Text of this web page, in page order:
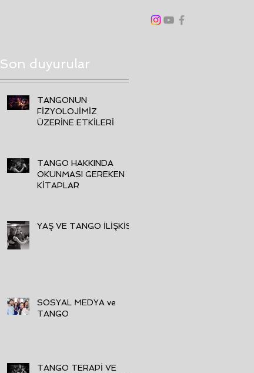
Son duyurular
TANGONUN
FİZYOLOJİMİZ
ÜZERİNE ETKİLERİ
TANGO HAKKINDA
OKUNMASI GEREKEN
KİTAPLAR
YAŞ VE TANGO İLİŞKİSİ
SOSYAL MEDYA ve
TANGO
TANGO TERAPİ VE